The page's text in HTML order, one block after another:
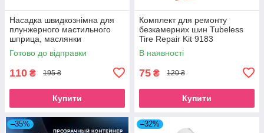
Насадка швидкознімна для
плунжерного мастильного
шприца, маслянки
Готово до відправки
110 ₴ 195 ₴
Купити
Комплект для ремонту
безкамерних шин Tubeless
Tire Repair Kit 9183
В наявності
75 ₴ 120 ₴
Купити
–35% –32%